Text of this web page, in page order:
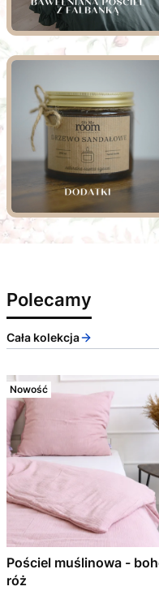
Polecamy
Cała kolekcja
Nowość
Pościel muślinowa -
róż